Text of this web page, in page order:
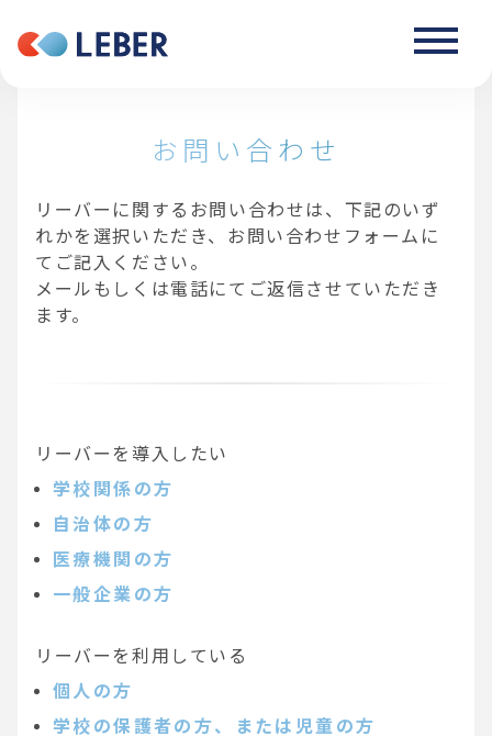
お問い合わせ
リーバーに関するお問い合わせは、下記のいず
れかを選択いただき、お問い合わせフォームに
てご記入ください。
メールもしくは電話にてご返信させていただき
ます。
リーバーを導入したい
学校関係の方
自治体の方
医療機関の方
一般企業の方
リーバーを利用している
個人の方
学校の保護者の方、または児童の方